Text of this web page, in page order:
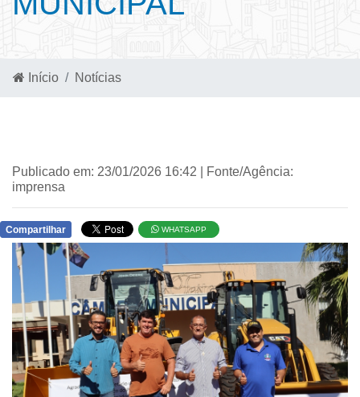
Início Notícias
Publicado em: 23/01/2026 16:42 | Fonte/Agência:
imprensa
Compartilhar WHATSAPP